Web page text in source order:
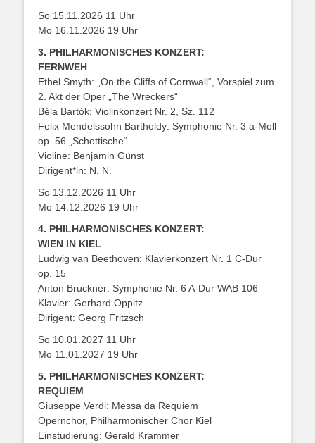
So 15.11.2026 11 Uhr
Mo 16.11.2026 19 Uhr
3. PHILHARMONISCHES KONZERT:
FERNWEH
Ethel Smyth: „On the Cliffs of Cornwall“, Vorspiel zum
2. Akt der Oper „The Wreckers“
Béla Bartók: Violinkonzert Nr. 2, Sz. 112
Felix Mendelssohn Bartholdy: Symphonie Nr. 3 a-Moll
op. 56 „Schottische“
Violine: Benjamin Günst
Dirigent*in: N. N.
So 13.12.2026 11 Uhr
Mo 14.12.2026 19 Uhr
4. PHILHARMONISCHES KONZERT:
WIEN IN KIEL
Ludwig van Beethoven: Klavierkonzert Nr. 1 C-Dur
op. 15
Anton Bruckner: Symphonie Nr. 6 A-Dur WAB 106
Klavier: Gerhard Oppitz
Dirigent: Georg Fritzsch
So 10.01.2027 11 Uhr
Mo 11.01.2027 19 Uhr
5. PHILHARMONISCHES KONZERT:
REQUIEM
Giuseppe Verdi: Messa da Requiem
Opernchor, Philharmonischer Chor Kiel
Einstudierung: Gerald Krammer